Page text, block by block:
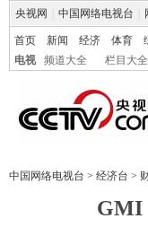
央视网 中国网络电视台
首页 新闻 经济 体育
电视
频道大全 栏目大全
中国网络电视台 > 经济台 >
GMI